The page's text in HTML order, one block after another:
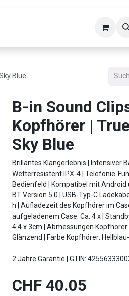
Kontakt
Blue
B-in Sound
Kopfhörer |
Sky Blue
Brillantes Klangerlebnis | Intensiver
Wetterresistent IPX-4 | Telefonie-
Bedienfeld | Kompatibel mit Android
BT Version 5.0 | USB-Typ-C
h | Aufladezeit des Kopfhörer im
aufgeladenem Case: Ca. 4 x |
4.4 x 3cm | Abmessungen
Glänzend | Farbe Kopfhörer:
2 Jahre Garantie | GTIN:
CHF 40.05